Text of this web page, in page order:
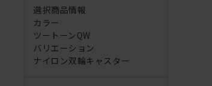
選択商品情報
カラー
ツートーンQW
バリエーション
ナイロン双輪キャスター